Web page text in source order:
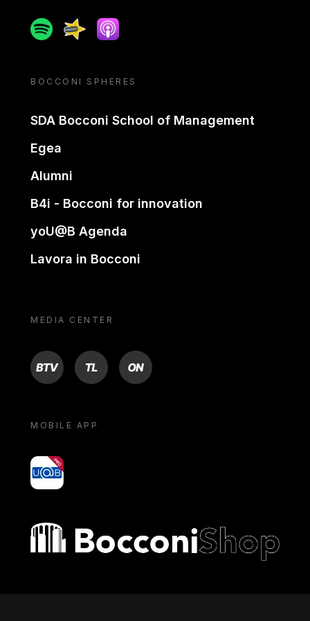
SpotifySpreakerApple podcast
BOCCONI SPHERES
SDA Bocconi School of Management
Egea
Alumni
B4i - Bocconi for innovation
yoU@B Agenda
Lavora in Bocconi
MEDIA CENTER
BTV TL ON
MOBILE APP
yoU@B
Bocconi shop